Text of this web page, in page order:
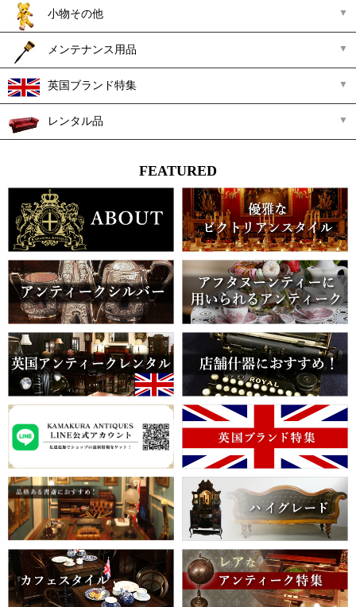
小物その他
メンテナンス用品
英国ブランド特集
レンタル品
FEATURED